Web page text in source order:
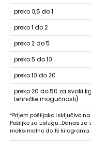
preko 0,5 do 1
preko 1 do 2
preko 2 do 5
preko 5 do 10
preko 10 do 20
preko 20 do 50 za svaki
tehničke mogućnosti)
*Prijem pošiljaka isključivo
Pošiljke za uslugu „Danas
maksimalno do 15 kilograma.